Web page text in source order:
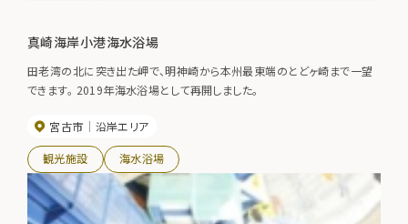
真崎海岸小港海水浴場
田老湾の北に突き出た岬で、明神崎から本州最東端のとどヶ崎まで一望
できます。 2019年海水浴場として再開しました。
宮古市 沿岸エリア
観光施設 海水浴場